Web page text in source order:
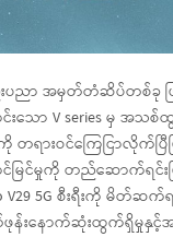
ပညာ အမှတ်တံဆိပ်တစ်ခု
းသော V series မှ အ
းဝင်ကြေငြာလိုက်ပြီဖြ
င်မြင်မှုကို တည်ဆောက်ရင်
V29 5G စီးရီးကို မိတ်ဆက်
ဖုန်းနောက်ဆုံးထွက်ရှိမှုနှ